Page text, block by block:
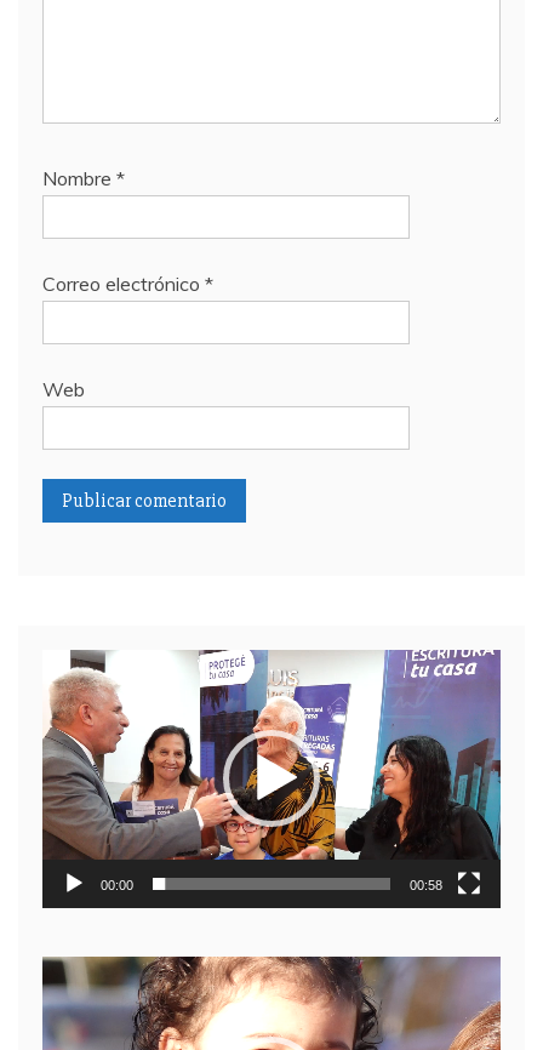
Nombre *
Correo electrónico *
Web
Reproductor
de
video
00:00 00:58
Reproductor
de
video